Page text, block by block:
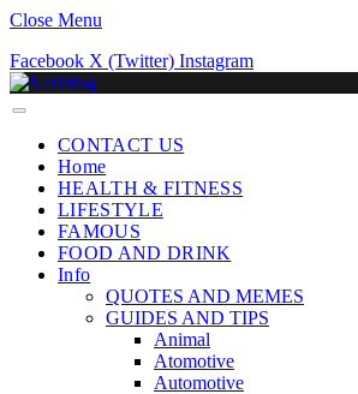
Close Menu
Facebook X (Twitter) Instagram
CONTACT US
Home
HEALTH & FITNESS
LIFESTYLE
FAMOUS
FOOD AND DRINK
Info
QUOTES AND MEMES
GUIDES AND TIPS
Animal
Atomotive
Automotive